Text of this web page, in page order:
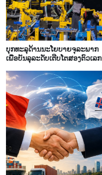
ບຸກ​ທະ​ລຸດ້ານນະ​ໂຍ​ບາຍ​ຈຸ​ລະ​ພາກ​
ເພື່ອ​ບັນ​ລຸ​ລະ​ດັບ​ເຕີບ​ໂຕ​​ສອງ​ຕົວ​ເລກ